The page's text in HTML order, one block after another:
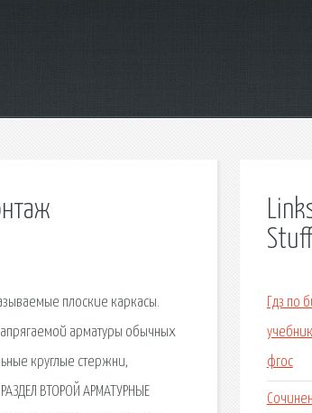
плоские каркасы.
арматуры обычных
круглые стержни,
ВТОРОЙ АРМАТУРНЫЕ
Stuff
Гдз по
фгос